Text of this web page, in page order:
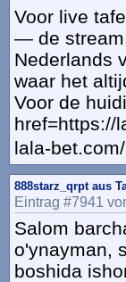
Voor live
— de stream
Nederlands
waar het
Voor de
href=https://
lala-
888starz_qrpt aus
Eintrag #7941
Salom
o'ynayman,
boshida